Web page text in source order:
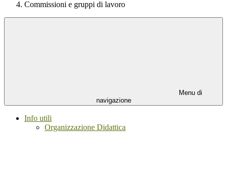
Commissioni e gruppi di lavoro
Menu di
navigazione
Info utili
Organizzazione Didattica